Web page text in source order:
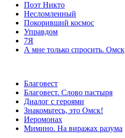
Поэт Никто
Несломленный
Покоривший космос
Управдом
7Я
А мне только спросить. Омск
Благовест
Благовест. Слово пастыря
Диалог с героями
Знакомьтесь, это Омск!
Иеромонах
Мимино. На виражах разума